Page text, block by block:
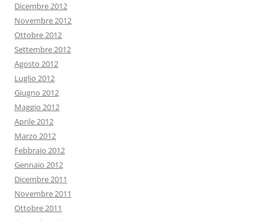
Dicembre 2012
Novembre 2012
Ottobre 2012
Settembre 2012
Agosto 2012
Luglio 2012
Giugno 2012
Maggio 2012
Aprile 2012
Marzo 2012
Febbraio 2012
Gennaio 2012
Dicembre 2011
Novembre 2011
Ottobre 2011